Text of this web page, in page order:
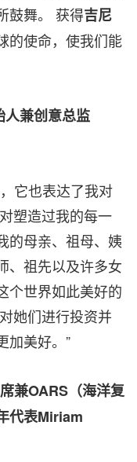
鼓舞。 获得吉尼
的使命，使我们能
兼创意总监
它也表达了我对
塑造过我的每一
的母亲、祖母、姨
、祖先以及许多女
个世界如此美好的
她们进行投资并
加美好。”
兼OARS（海洋复
代表Miriam